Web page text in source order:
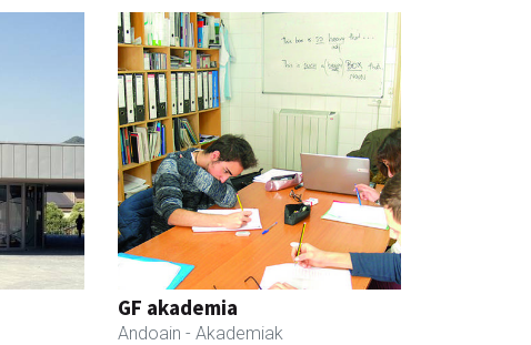
GF akademia
Andoain - Akademiak